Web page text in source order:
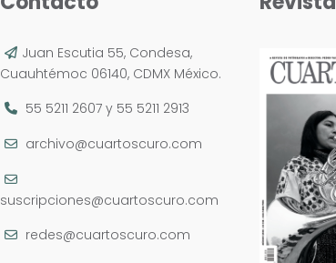
Juan Escutia 55, Condesa,
Cuauhtémoc 06140, CDMX México.
55 5211 2607y 55 5211 2913
archivo@cuartoscuro.com
suscripciones@cuartoscuro.com
redes@cuartoscuro.com